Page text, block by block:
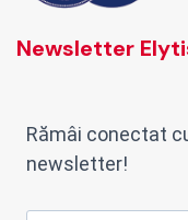
Newsletter
Rămâi conectat
newsletter!